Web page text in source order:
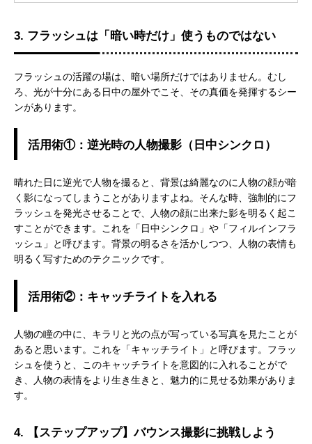
3. フラッシュは「暗い時だけ」使うものではない
フラッシュの活躍の場は、暗い場所だけではありません。むし
ろ、光が十分にある日中の屋外でこそ、その真価を発揮するシー
ンがあります。
活用術①：逆光時の人物撮影（日中シンクロ）
晴れた日に逆光で人物を撮ると、背景は綺麗なのに人物の顔が暗
く影になってしまうことがありますよね。そんな時、強制的にフ
ラッシュを発光させることで、人物の顔に出来た影を明るく起こ
すことができます。これを「日中シンクロ」や「フィルインフラ
ッシュ」と呼びます。背景の明るさを活かしつつ、人物の表情も
明るく写すためのテクニックです。
活用術②：キャッチライトを入れる
人物の瞳の中に、キラリと光の点が写っている写真を見たことが
あると思います。これを「キャッチライト」と呼びます。フラッ
シュを使うと、このキャッチライトを意図的に入れることがで
き、人物の表情をより生き生きと、魅力的に見せる効果がありま
す。
4. 【ステップアップ】バウンス撮影に挑戦しよう